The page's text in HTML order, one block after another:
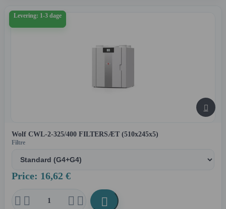
Levering: 1-3 dage

Wolf CWL-2-325/400 FILTERSÆT (510x245x5)
Filtre
Price: 16,62 €
    